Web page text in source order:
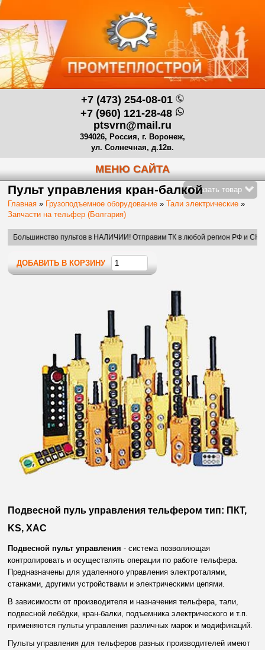
+7 (473) 254-08-01
+7 (960) 121-28-48
ptsvrn@mail.ru
394026, Россия, г. Воронеж,
ул. Солнечная, д.12в.
МЕНЮ САЙТА
Пульт управления кран-балкойПоказать товар
Главная » Грузоподъемное оборудование » Тали электрические »
Запчасти на тельфер (Болгария)
пультов в НАЛИЧИИ! Отправим ТК в любой регион РФ и СНГ.
ДОБАВИТЬ В КОРЗИНУ
Подвесной пуль управления тельфером тип: ПКТ,
KS,XAC
Подвесной пульт управления - система позволяющая
контролировать и осуществлять операции по работе тельфера.
Предназначены для удаленного управления электроталями,
станками, другими устройствами и электрическими цепями.
В зависимости от производителя и назначения тельфера, тали,
подвесной лебёдки, кран-балки, подъемника электрического и т.п.
применяются пульты управления различных марок и модификаций.
Пульты управления для тельферов разных производителей имеют